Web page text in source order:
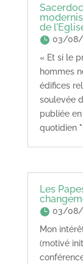
de
03/08/
« Et si le
hommes
édifices
soulevée
publiée
quotidien
Les
03/08/
Mon
(motivé